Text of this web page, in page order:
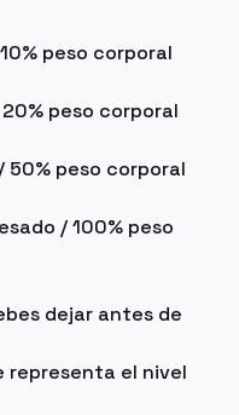
peso corporal
peso corporal
50% peso corporal
/ 100% peso
dejar antes de
representa el nivel